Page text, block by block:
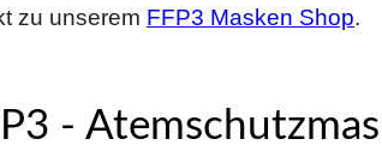
zu unserem FFP3 Masken Shop.
-